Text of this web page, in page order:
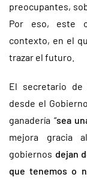
preocupantes,
Por eso, este
contexto, en el
trazar el futuro.
El secretario
desde el
ganadería “sea
mejora gracia
gobiernos dejan
que tenemos o